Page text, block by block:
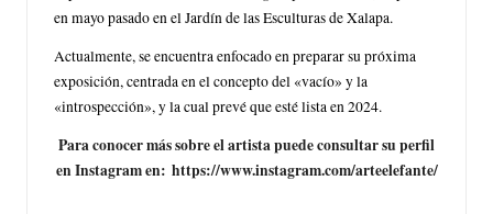
en mayo pasado en el Jardín de las Esculturas de Xalapa.
Actualmente, se encuentra enfocado en preparar su próxima
exposición, centrada en el concepto del «vacío» y la
«introspección», y la cual prevé que esté lista en 2024.
Para conocer más sobre el artista puede consultar su perfil
en Instagram en: https://www.instagram.com/arteelefante/